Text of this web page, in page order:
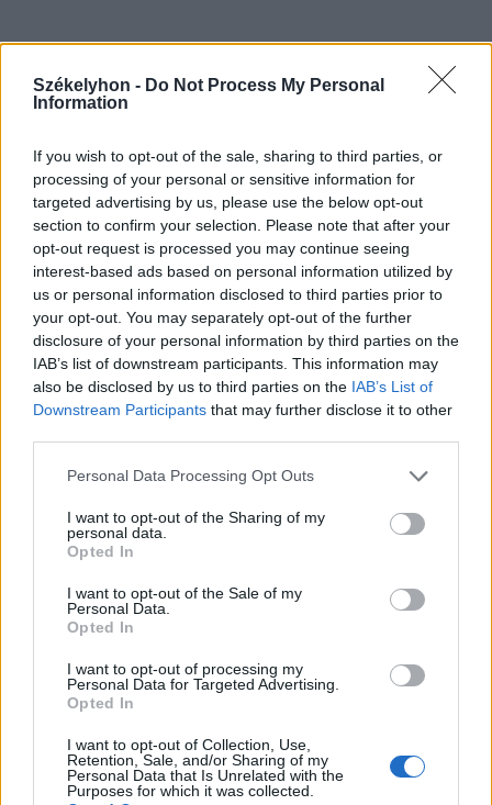
Székelyhon - Do Not Process My Personal
Information
If you wish to opt-out of the sale, sharing to third parties, or
processing of your personal or sensitive information for
targeted advertising by us, please use the below opt-out
section to confirm your selection. Please note that after your
opt-out request is processed you may continue seeing
interest-based ads based on personal information utilized by
us or personal information disclosed to third parties prior to
your opt-out. You may separately opt-out of the further
disclosure of your personal information by third parties on the
IAB’s list of downstream participants. This information may
also be disclosed by us to third parties on the IAB’s List of
Downstream Participants that may further disclose it to other
Personal Data Processing Opt Outs
I want to opt-out of the Sharing of my
personal data.
Opted In
I want to opt-out of the Sale of my
Personal Data.
Opted In
I want to opt-out of processing my
Personal Data for Targeted Advertising.
Opted In
I want to opt-out of Collection, Use,
Retention, Sale, and/or Sharing of my
Personal Data that Is Unrelated with the
Purposes for which it was collected.
Hasznos
Impresszum
Szerzői jogok
Adatvédelmi tájékoztató
Cookie-kezelési tájékoztató
Hozzászólási szabályzat
Nyomtatott lapjaink archívuma
Székely Hírmondó archívuma
Sütibeállítások
Médiatér
Liget
Krónika